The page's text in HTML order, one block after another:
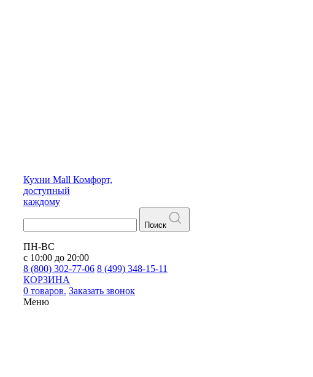
Кухни Mall Комфорт,
доступный
каждому
Поиск
ПН-ВС
с 10:00 до 20:00
8 (800) 302-77-06 8 (499) 348-15-11
КОРЗИНА
0 товаров. Заказать звонок
Меню